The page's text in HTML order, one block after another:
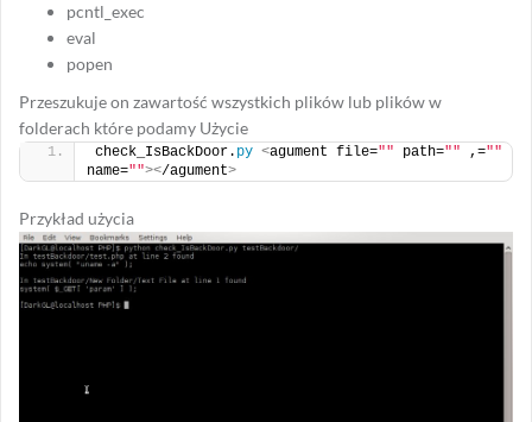
pcntl_exec
eval
popen
Przeszukuje on zawartość wszystkich plików lub plików w
folderach które podamy Użycie
check_IsBackDoor. py <agument file="" path="" ,=""
name=""></agument>
Przykład użycia